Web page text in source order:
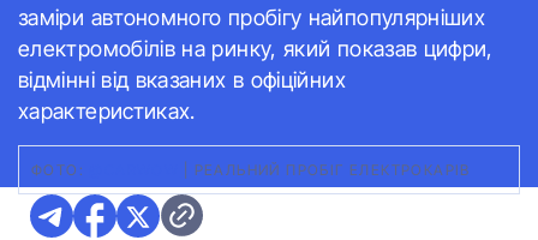
заміри автономного пробігу найпопулярніших
електромобілів на ринку, який показав цифри,
відмінні від вказаних в офіційних
характеристиках.
ФОТО: РЕАЛЬНИЙ ПРОБІГ ЕЛЕКТРОКАРІВ